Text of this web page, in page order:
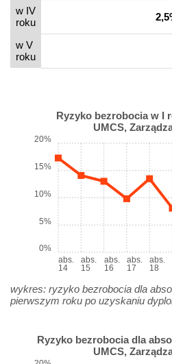
w IV
roku
w V
roku
Ryzyko bezrobocia w I
UMCS,
abs.
14
abs.
15
abs.
16
abs.
17
abs.
18
0%
5%
10%
15%
20%
wykres: ryzyko bezrobocia dla
pierwszym roku po uzyskaniu
Ryzyko bezrobocia dla
UMCS,